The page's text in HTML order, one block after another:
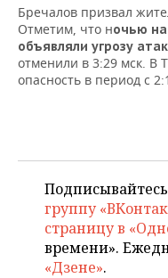
ОПК
ЭНЕРГЕТИКА
УСЛУГИ
МЕДИА
ВЫЕЗДНАЯ
БИЗНЕС-БРАНЧИ
ОТКРЫТАЯ ЛЕКЦИЯ
НОВОСТИ СПОРТА
ФУТБОЛ
БАСКЕТБОЛ
ВОЛЕЙБОЛ
КИБЕРСПОРТ
ОБЩЕСТВО
НОВОСТИ
ИНФРАСТРУКТУРА
ИСТОРИЯ
КУЛЬТУРА
ФОТОГАЛЕРЕЯ
СПРАВОЧНИК
СПИСОК ПЕРСОН
СПИСОК КОМПАНИЙ
ПОЛНАЯ ВЕРСИЯ
Бречалов призвал
Отметим, что ночью на
объявляли угрозу
отменили в 3:29 мск. В
опасность в период с
группу
страницу в
времени».
«Дзене».